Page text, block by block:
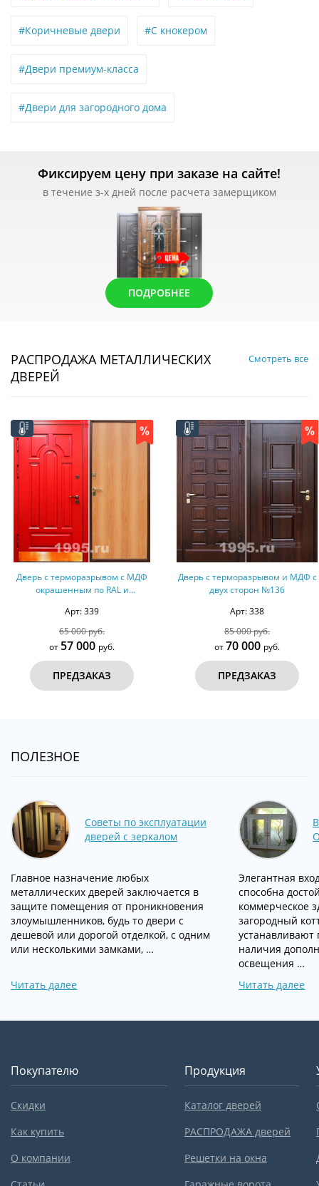
#Коричневые двери #С кнокером
#Двери премиум-класса
#Двери для загородного дома
Фиксируем цену при заказе на сайте!
в течение з-х дней после расчета замерщиком
ПОДРОБНЕЕ
РАСПРОДАЖА МЕТАЛЛИЧЕСКИХ
ДВЕРЕЙ
Смотреть все
Дверь с терморазрывом с МДФ
окрашенным по RAL и
Арт: 339
65 000 руб.
от 57 000 руб.
ПРЕДЗАКАЗ
Дверь с терморазрывом и МДФ с
двух сторон №136
Арт: 338
85 000 руб.
от70 000 руб.
ПРЕДЗАКАЗ
ПОЛЕЗНОЕ
Советы по эксплуатации
дверей с зеркалом
Главное назначение любых
металлических дверей заключается в
защите помещения от проникновения
злоумышленников, будь то двери с
дешевой или дорогой отделкой, с одним
или несколькими замками, …
Читать далее
Элегантная
способна
коммерческое
загородный
устанавливают
наличия
освещения …
Читать далее
Покупателю
Скидки
Как купить
О компании
Продукция
Каталог дверей
РАСПРОДАЖА дверей
Решетки на окна